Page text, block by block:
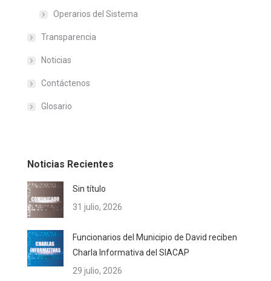
Operarios del Sistema
Transparencia
Noticias
Contáctenos
Glosario
Noticias Recientes
Sin título
31 julio, 2026
Funcionarios del Municipio de David reciben
Charla Informativa del SIACAP
29 julio, 2026